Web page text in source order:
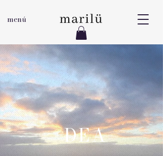
menú
DEA